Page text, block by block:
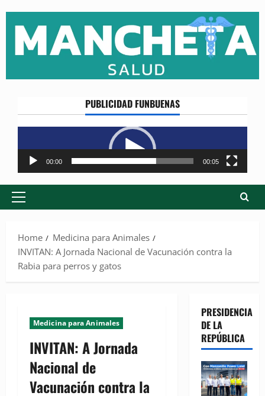
content
PUBLICIDAD FUNBUENAS
Reproductor
de
vídeo
00:00 00:05
Primary
Home
Medicina para Animales
INVITAN: A Jornada Nacional de Vacunación contra la
Rabia para perros y gatos
Medicina para Animales
INVITAN: A Jornada
Nacional de
Vacunación contra la
PRESIDENCIA
DE LA
REPÚBLICA